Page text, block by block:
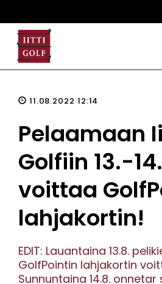
11.08.2022 12:14
Pelaamaan
Golfiin 13.-
voittaa
lahjakortin!
EDIT: ​​​​​​​Lauantaina 13.8.
GolfPointin lahjakortin voitti
Sunnuntaina 14.8. onnetar